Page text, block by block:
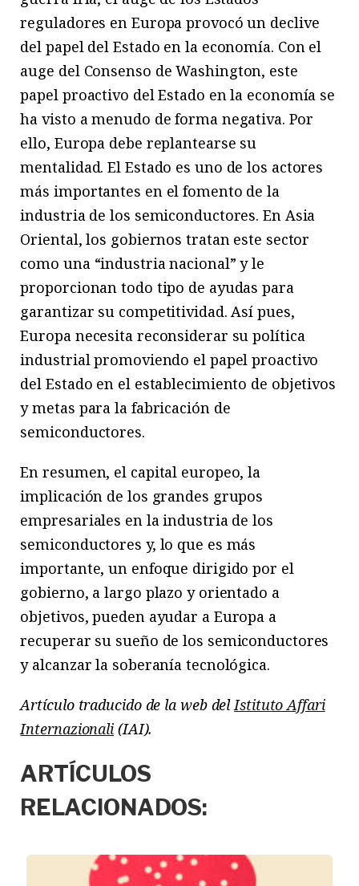
reguladores en Europa provocó un declive
del papel del Estado en la economía. Con el
auge del Consenso de Washington, este
papel proactivo del Estado en la economía se
ha visto a menudo de forma negativa. Por
ello, Europa debe replantearse su
mentalidad. El Estado es uno de los actores
más importantes en el fomento de la
industria de los semiconductores. En Asia
Oriental, los gobiernos tratan este sector
como una “industria nacional” y le
proporcionan todo tipo de ayudas para
garantizar su competitividad. Así pues,
Europa necesita reconsiderar su política
industrial promoviendo el papel proactivo
del Estado en el establecimiento de objetivos
y metas para la fabricación de
semiconductores.
En resumen, el capital europeo, la
implicación de los grandes grupos
empresariales en la industria de los
semiconductores y, lo que es más
importante, un enfoque dirigido por el
gobierno, a largo plazo y orientado a
objetivos, pueden ayudar a Europa a
recuperar su sueño de los semiconductores
y alcanzar la soberanía tecnológica.
Artículo traducido de la web delIstituto Affari
Internazionali (IAI).
ARTÍCULOS
RELACIONADOS: